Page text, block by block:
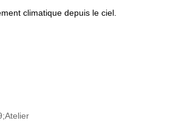
climatique depuis le ciel.